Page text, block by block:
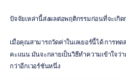
ปัจจัยเหล่านี้ส่งผลต่อพฤติกรรมก่อนที่จะเกิ
เมื่อคุณสามารถวัดค่าในเลเยอร์นี้ได้ การท
คะแนน มันจะกลายเป็นวิธีทำความเข้าใจว่า
กว่าอีกเวอร์ชันหนึ่ง